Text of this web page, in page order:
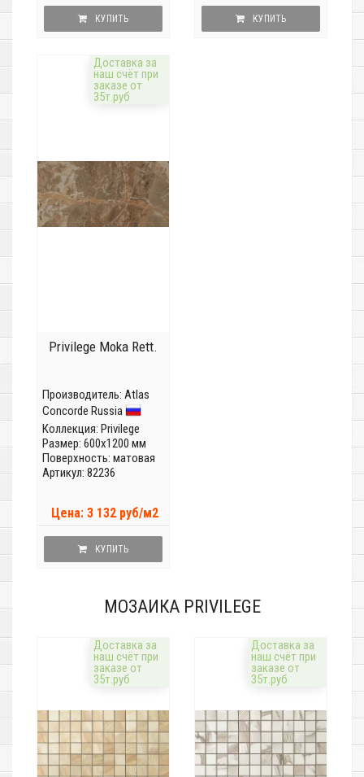
КУПИТЬ КУПИТЬ
Доставка за
наш счёт при
заказе от
35т.руб
Privilege Moka Rett.
Производитель: Atlas
Concorde Russia
Коллекция: Privilege
Размер: 600x1200 мм
Поверхность: матовая
Артикул: 82236
Цена: 3 132 руб/м2
КУПИТЬ
МОЗАИКА PRIVILEGE
Доставка за
наш счёт при
заказе от
35т.руб
Доставка за
наш счёт при
заказе от
35т.руб